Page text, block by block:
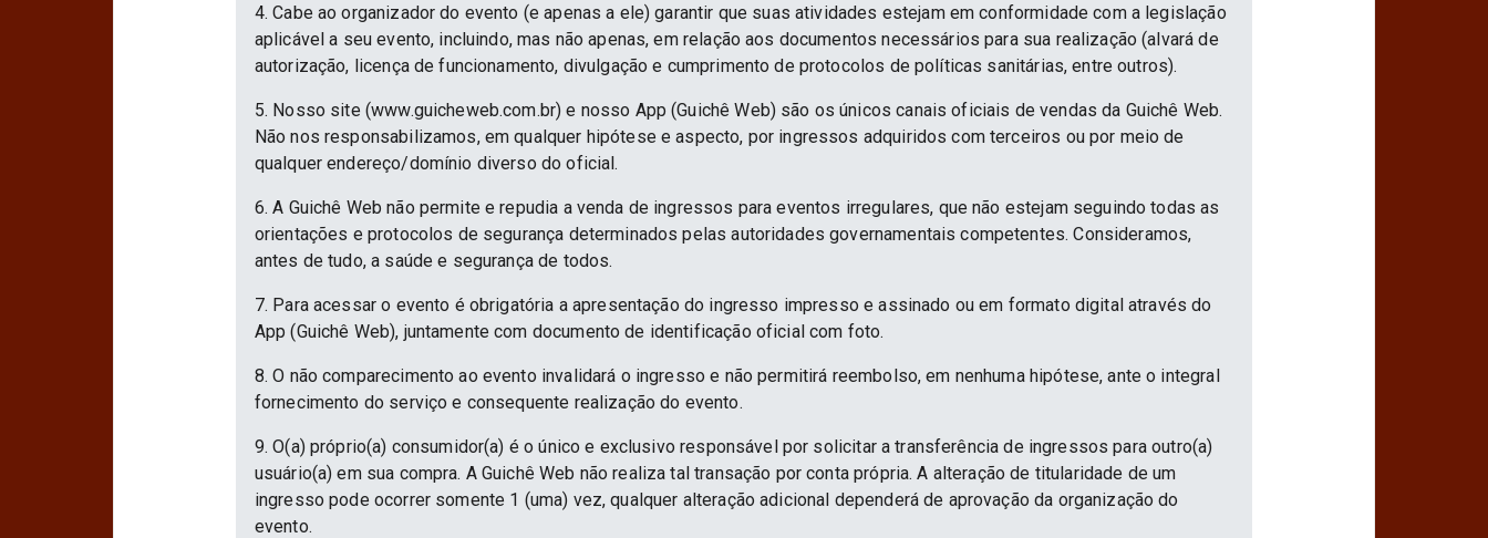
4. Cabe ao organizador do evento (e apenas a ele) garantir que suas atividades estejam em conformidade com a legislação
aplicável a seu evento, incluindo, mas não apenas, em relação aos documentos necessários para sua realização (alvará de
autorização, licença de funcionamento, divulgação e cumprimento de protocolos de políticas sanitárias, entre outros).
5. Nosso site (www.guicheweb.com.br) e nosso App (Guichê Web) são os únicos canais oficiais de vendas da Guichê Web.
Não nos responsabilizamos, em qualquer hipótese e aspecto, por ingressos adquiridos com terceiros ou por meio de
qualquer endereço/domínio diverso do oficial.
6. A Guichê Web não permite e repudia a venda de ingressos para eventos irregulares, que não estejam seguindo todas as
orientações e protocolos de segurança determinados pelas autoridades governamentais competentes. Consideramos,
antes de tudo, a saúde e segurança de todos.
7. Para acessar o evento é obrigatória a apresentação do ingresso impresso e assinado ou em formato digital através do
App (Guichê Web), juntamente com documento de identificação oficial com foto.
8. O não comparecimento ao evento invalidará o ingresso e não permitirá reembolso, em nenhuma hipótese, ante o integral
fornecimento do serviço e consequente realização do evento.
9. O(a) próprio(a) consumidor(a) é o único e exclusivo responsável por solicitar a transferência de ingressos para outro(a)
usuário(a) em sua compra. A Guichê Web não realiza tal transação por conta própria. A alteração de titularidade de um
ingresso pode ocorrer somente 1 (uma) vez, qualquer alteração adicional dependerá de aprovação da organização do
evento.